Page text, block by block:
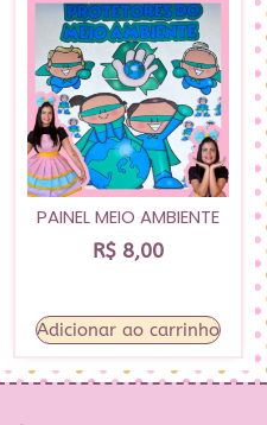
PAINEL MEIO AMBIENTE
R$ 8,00
Adicionar ao carrinho